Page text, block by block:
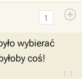
1.1
1
wybierać
coś!